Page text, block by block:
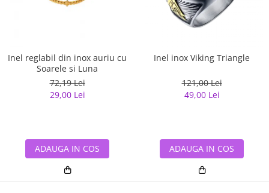
Inel reglabil din inox auriu cu
Soarele si Luna
72,19 Lei
29,00 Lei
ADAUGA IN COS
Inel inox Viking Triangle
121,00 Lei
49,00 Lei
ADAUGA IN COS